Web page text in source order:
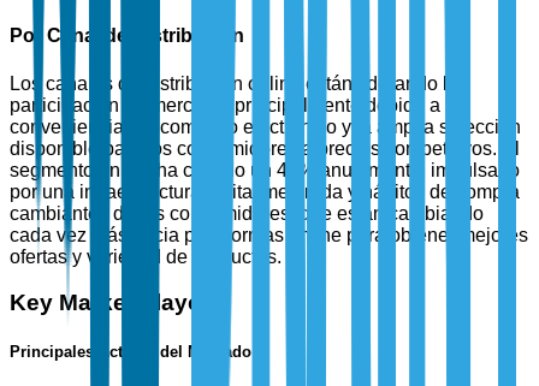
Por Canal de Distribución
Los canales de distribución online están liderando la
participación de mercado, principalmente debido a la
conveniencia del comercio electrónico y la amplia selección
disponible para los consumidores a precios competitivos. El
segmento online ha crecido un 40% anualmente, impulsado
por una infraestructura digital mejorada y hábitos de compra
cambiantes de los consumidores, que están cambiando
cada vez más hacia plataformas online para obtener mejores
ofertas y variedad de productos.
Key Market Players
Principales Actores del Mercado